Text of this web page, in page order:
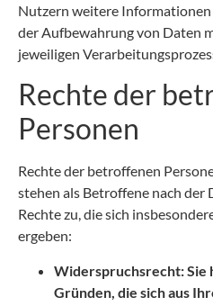
Nutzern weitere Informationen
der Aufbewahrung von Daten
jeweiligen
Rechte der
Personen
Rechte der betroffenen
stehen als Betroffene nach der
Rechte zu, die sich
ergeben:
Widerspruchsrecht: Sie
Gründen, die sich aus